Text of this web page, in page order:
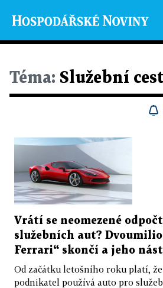
Téma: Služební
Vrátí se neomezené
služebních aut?
Ferrari“ skončí a jeho
Od začátku letošního roku platí,
podnikatel používá auto pro